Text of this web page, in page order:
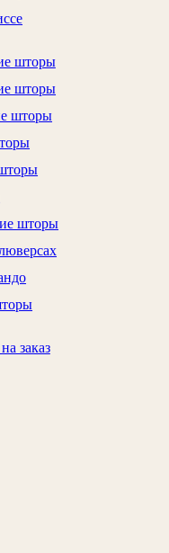
шторы
шторы
шторы
шторы
заказ